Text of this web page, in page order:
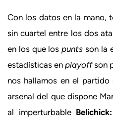
Con los datos en la mano,
sin cuartel entre los dos
en los que lospunts son la
estadísticas en playoffson
nos hallamos en el
arsenal del que dispone
al imperturbable